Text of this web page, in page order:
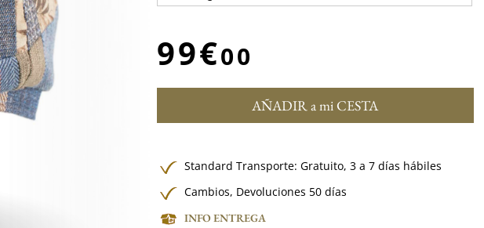
99€00
AÑADIR a mi CESTA
Standard Transporte:Gratuito,3 a 7 días hábiles
Cambios, Devoluciones 50 días
INFO ENTREGA